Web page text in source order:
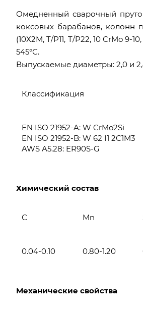
Омедненный сварочный
коксовых барабанов, колонн
(10Х2М, T/P11, T/P22, 10 CrMo
545°С.
Выпускаемые диаметры: 2,0 и
Классификация
EN ISO 21952-A: W CrMo2Si
EN ISO 21952-B: W 62 I1 2C1M3
AWS A5.28: ER90S-G
Химический состав
С Mn
0.04-0.10 0.80-1.20
Механические свойства